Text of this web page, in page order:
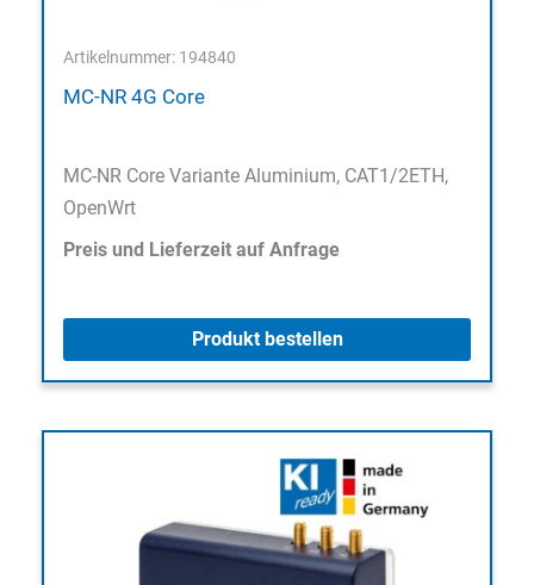
Artikelnummer: 194840
MC-NR 4G Core
MC-NR Core Variante Aluminium, CAT1/2ETH,
OpenWrt
Preis und Lieferzeit auf Anfrage
Produkt bestellen